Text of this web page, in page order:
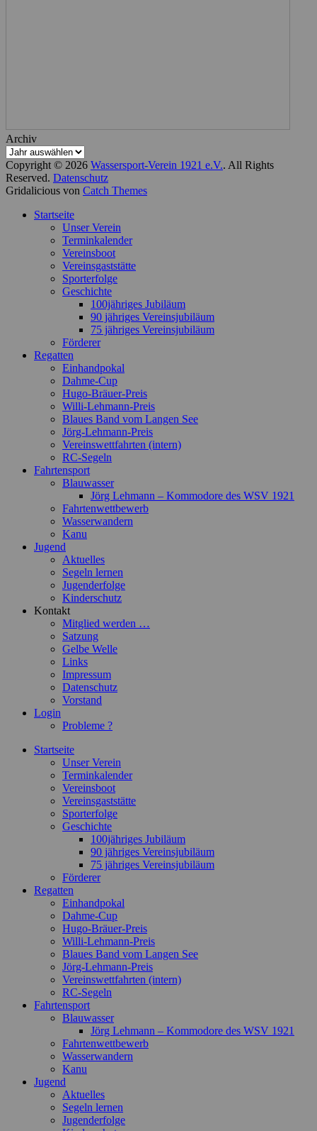
Archiv
Copyright © 2026 Wassersport-Verein 1921 e.V.. All Rights
Reserved. Datenschutz
Gridalicious von Catch Themes
oben
Startseite
Unser Verein
Terminkalender
Vereinsboot
Vereinsgaststätte
Sporterfolge
Geschichte
100jähriges Jubiläum
90 jähriges Vereinsjubiläum
75 jähriges Vereinsjubiläum
Förderer
Regatten
Einhandpokal
Dahme-Cup
Hugo-Bräuer-Preis
Willi-Lehmann-Preis
Blaues Band vom Langen See
Jörg-Lehmann-Preis
Vereinswettfahrten (intern)
RC-Segeln
Fahrtensport
Blauwasser
Jörg Lehmann – Kommodore des WSV 1921
Fahrtenwettbewerb
Wasserwandern
Kanu
Jugend
Aktuelles
Segeln lernen
Jugenderfolge
Kinderschutz
Kontakt
Mitglied werden …
Satzung
Gelbe Welle
Links
Impressum
Datenschutz
Vorstand
Login
Probleme ?
Startseite
Unser Verein
Terminkalender
Vereinsboot
Vereinsgaststätte
Sporterfolge
Geschichte
100jähriges Jubiläum
90 jähriges Vereinsjubiläum
75 jähriges Vereinsjubiläum
Förderer
Regatten
Einhandpokal
Dahme-Cup
Hugo-Bräuer-Preis
Willi-Lehmann-Preis
Blaues Band vom Langen See
Jörg-Lehmann-Preis
Vereinswettfahrten (intern)
RC-Segeln
Fahrtensport
Blauwasser
Jörg Lehmann – Kommodore des WSV 1921
Fahrtenwettbewerb
Wasserwandern
Kanu
Jugend
Aktuelles
Segeln lernen
Jugenderfolge